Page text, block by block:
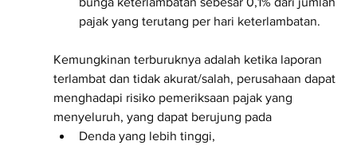
pajak yang terutang per hari keterlambatan.
Kemungkinan terburuknya adalah ketika laporan
terlambat dan tidak akurat/salah, perusahaan dapat
menghadapi risiko pemeriksaan pajak yang
menyeluruh, yang dapat berujung pada
Denda yang lebih tinggi,